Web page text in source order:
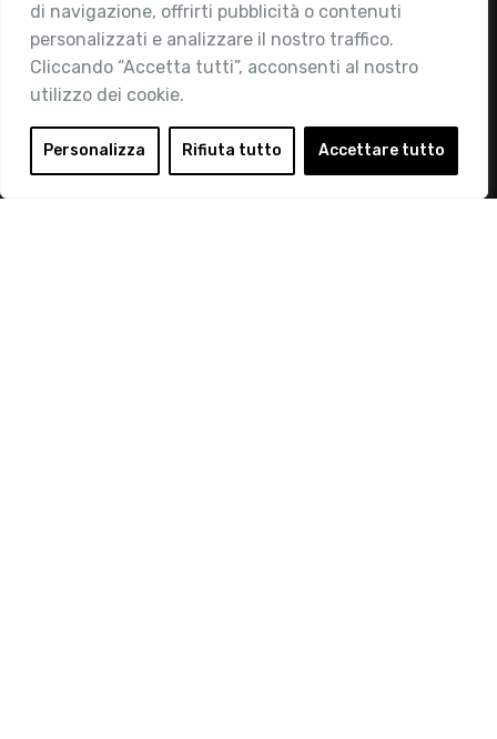
di navigazione, offrirti pubblicità o contenuti
personalizzati e analizzare il nostro traffico.
Cliccando “Accetta tutti”, acconsenti al nostro
utilizzo dei cookie.
Personalizza Rifiuta tutto Accettare tutto
Attività
Contatti
Area Riservata
Login
Diventa Socio